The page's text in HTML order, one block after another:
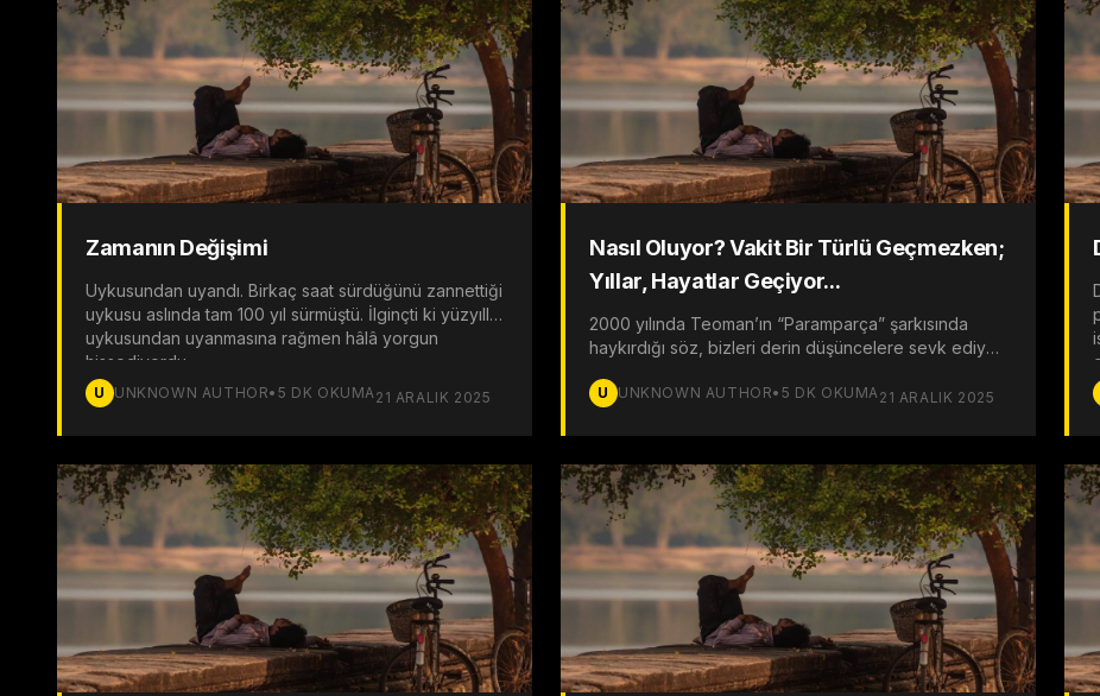
Zamanın Değişimi
Uykusundan uyandı. Birkaç saat sürdüğünü zannettiği
uykusu aslında tam 100 yıl sürmüştü. İlginçti ki yüzyıllık
uykusundan uyanmasına rağmen hâlâ yorgun
hissediyordu.
U UNKNOWN AUTHOR•5 DK OKUMA21 ARALIK 2025
Nasıl Oluyor? Vakit Bir Türlü Geçmezken;
Yıllar, Hayatlar Geçiyor...
2000 yılında Teoman’ın “Paramparça” şarkısında
haykırdığı söz, bizleri derin düşüncelere sevk ediyor.
hayatlar bu kadar hızlı geçiyor?
U UNKNOWN AUTHOR•5 DK OKUMA21 ARALIK 2025